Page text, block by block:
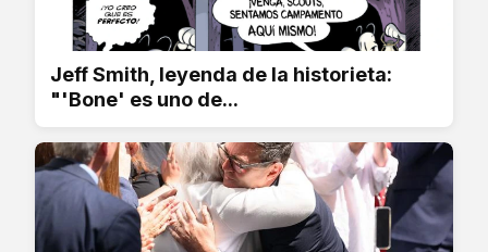
Jeff Smith, leyenda de la historieta:
"'Bone' es uno de...